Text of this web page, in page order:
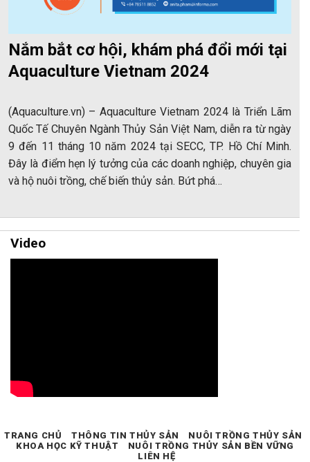
Nắm bắt cơ hội, khám phá đổi mới tại
Aquaculture Vietnam 2024
(Aquaculture.vn) – Aquaculture Vietnam 2024 là Triển Lãm
Quốc Tế Chuyên Ngành Thủy Sản Việt Nam, diễn ra từ ngày
9 đến 11 tháng 10 năm 2024 tại SECC, TP. Hồ Chí Minh.
Đây là điểm hẹn lý tưởng của các doanh nghiệp, chuyên gia
và hộ nuôi trồng, chế biến thủy sản. Bứt phá…
Video
TRANG CHỦ THÔNG TIN THỦY SẢN
NUÔI TRỒNG THỦY SẢN
KHOA HỌC KỸ THUẬT
NUÔI TRỒNG THỦY SẢN BỀN VỮNG
LIÊN HỆ